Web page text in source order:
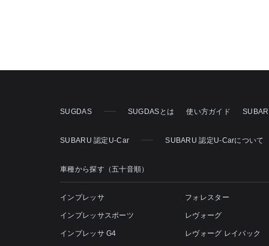
SUGDAS SUGDASとは 使い方ガイド
SUBARU 認定U-Car SUBARU 認定U-Carについて
車種から探す（五十音順）
インプレッサ
インプレッサスポーツ
インプレッサ G4
フォレスター
レヴォーグ
レヴォーグ レイバック